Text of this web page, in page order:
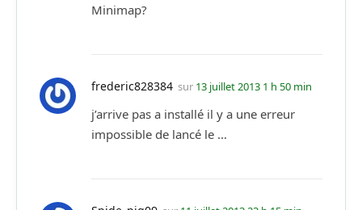
Minimap?
frederic828384 sur 13 juillet 2013 1 h 50 min
j’arrive pas a installé il y a une erreur
impossible de lancé le …